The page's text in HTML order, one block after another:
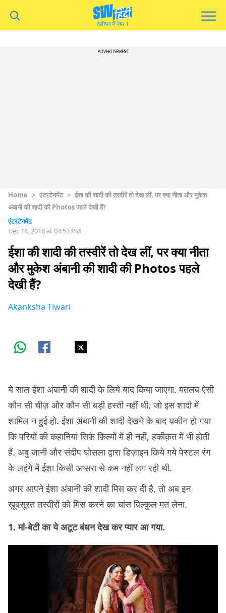
ADVERTISEMENT
Home > एंटरटेनमेंट > ईशा की शादी की तस्वीरें तो देख लीं, पर क्या नीता और मुकेश
अंबानी की शादी की Photos पहले देखी हैं?
एंटरटेनमेंट
Dec 14, 2018 at 04:53 PM
ईशा की शादी की तस्वीरें तो देख लीं, पर क्या नीता
और मुकेश अंबानी की शादी की Photos पहले
देखी हैं?
Akanksha Tiwari
ये साल ईशा अंबानी की शादी के लिये याद किया जाएगा. मतलब ऐसी
कौन सी चीज़ और कौन सी बड़ी हस्ती नहीं थी, जो इस शादी में
शामिल न हुई हो. ईशा अंबानी की शादी देखने के बाद य़कीन हो गया
कि परियों की कहानियां सिर्फ़ फ़िल्मों में ही नहीं, हकीक़त में भी होती
हैं. अबु जानी और संदीप घोसला द्वारा डिज़ाइन किये गये पेस्टल रंग
के लहंगे में ईशा किसी अप्सरा से कम नहीं लग रही थी.
अगर आपने ईशा अंबानी की शादी मिस कर दी है, तो अब इन
ख़ूबसूरत तस्वीरों को मिस करने का चांस बिल्कुल मत लेना.
1. मां-बेटी का ये अटूट बंधन देख कर प्यार आ गया.